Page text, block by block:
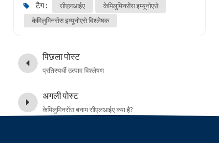
टैग : सीएलआईए
केमिलुमिनसेंस इम्यूनोएसे
केमिलुमिनसेंस इम्यूनोएसे विश्लेषक
पिछला पोस्ट
प्रतिस्पर्धी उत्पाद विश्लेषण
अगली पोस्ट
केमिलुमिनसेंस बनाम सीएलआईए क्या है?